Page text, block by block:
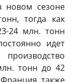
новом сезоне
тогда как
24 млн. тонн
идет
тонн до 42
также